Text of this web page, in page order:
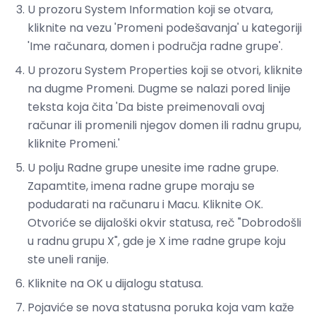
U prozoru System Information koji se otvara,
kliknite na vezu 'Promeni podešavanja' u kategoriji
'Ime računara, domen i područja radne grupe'.
U prozoru System Properties koji se otvori, kliknite
na dugme Promeni. Dugme se nalazi pored linije
teksta koja čita 'Da biste preimenovali ovaj
računar ili promenili njegov domen ili radnu grupu,
kliknite Promeni.'
U polju Radne grupe unesite ime radne grupe.
Zapamtite, imena radne grupe moraju se
podudarati na računaru i Macu. Kliknite OK.
Otvoriće se dijaloški okvir statusa, reč "Dobrodošli
u radnu grupu X", gde je X ime radne grupe koju
ste uneli ranije.
Kliknite na OK u dijalogu statusa.
Pojaviće se nova statusna poruka koja vam kaže